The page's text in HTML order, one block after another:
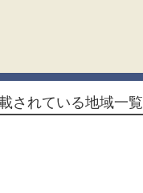
されている地域一覧